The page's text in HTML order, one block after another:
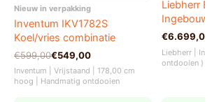
Nieuw in verpakking
Inventum IKV1782S
Koel/vries combinatie
€599,00
Oorspronkelijke
prijs
was:
€549,00
Huidige
prijs
is:
Inventum | Vrijstaand | 178,00 cm
hoog | Handmatig ontdooien
Liebherr
€
Liebherr |
ontdooien )